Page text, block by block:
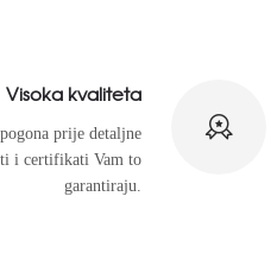
Visoka kvaliteta
prije detaljne
i certifikati Vam to
garantiraju.